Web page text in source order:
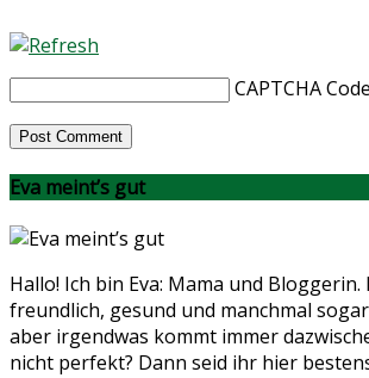
CAPTCHA Code
Eva meint’s gut
Hallo! Ich bin Eva: Mama und
freundlich, gesund und manchmal
aber irgendwas kommt immer
nicht perfekt? Dann seid ihr hier